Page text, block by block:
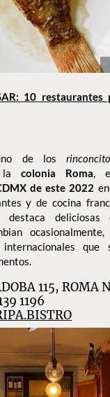
10
de los
la colonia Roma,
de este 2022
y de cocina
destaca deliciosas
que
115, ROMA
1196